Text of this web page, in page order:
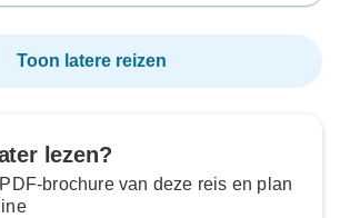
Toon latere reizen
lezen?
brochure van deze reis en plan